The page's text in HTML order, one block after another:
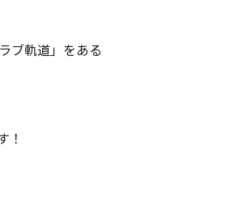
ブ軌道」をある
！